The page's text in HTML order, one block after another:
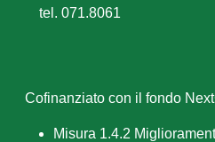
tel. 071.8061
Cofinanziato con il fondo
Misura 1.4.2